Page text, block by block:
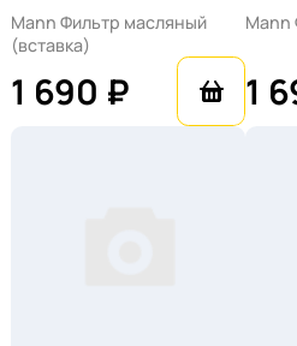
Mann Фильтр масляный
(вставка)
1 690 ₽
Mann
1